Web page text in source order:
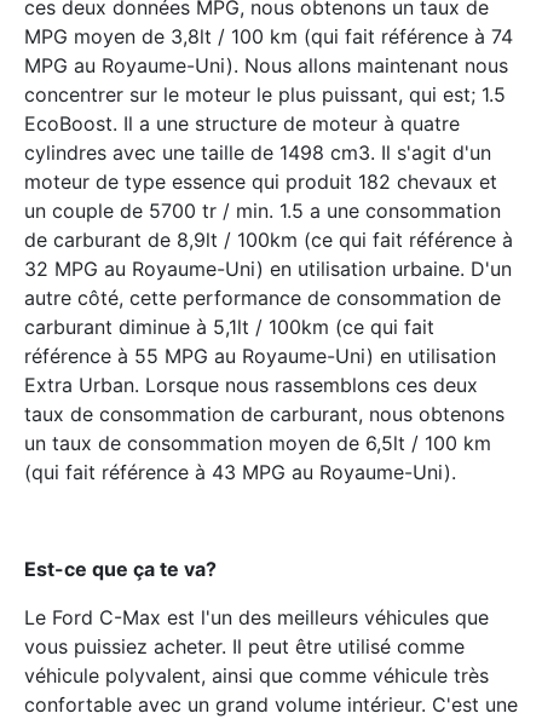
ces deux données MPG, nous obtenons un taux de
MPG moyen de 3,8lt / 100 km (qui fait référence à 74
MPG au Royaume-Uni). Nous allons maintenant nous
concentrer sur le moteur le plus puissant, qui est; 1.5
EcoBoost. Il a une structure de moteur à quatre
cylindres avec une taille de 1498 cm3. Il s'agit d'un
moteur de type essence qui produit 182 chevaux et
un couple de 5700 tr / min. 1.5 a une consommation
de carburant de 8,9lt / 100km (ce qui fait référence à
32 MPG au Royaume-Uni) en utilisation urbaine. D'un
autre côté, cette performance de consommation de
carburant diminue à 5,1lt / 100km (ce qui fait
référence à 55 MPG au Royaume-Uni) en utilisation
Extra Urban. Lorsque nous rassemblons ces deux
taux de consommation de carburant, nous obtenons
un taux de consommation moyen de 6,5lt / 100 km
(qui fait référence à 43 MPG au Royaume-Uni).
Est-ce que ça te va?
Le Ford C-Max est l'un des meilleurs véhicules que
vous puissiez acheter. Il peut être utilisé comme
véhicule polyvalent, ainsi que comme véhicule très
confortable avec un grand volume intérieur. C'est une